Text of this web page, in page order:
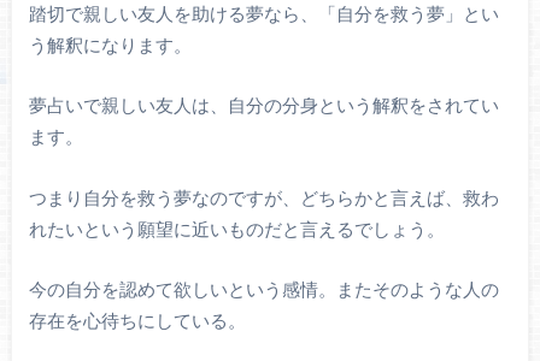
踏切で親しい友人を助ける夢なら、「自分を救う夢」とい
う解釈になります。
夢占いで親しい友人は、自分の分身という解釈をされてい
ます。
つまり自分を救う夢なのですが、どちらかと言えば、救わ
れたいという願望に近いものだと言えるでしょう。
今の自分を認めて欲しいという感情。またそのような人の
存在を心待ちにしている。